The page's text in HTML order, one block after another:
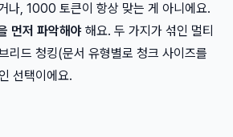
나, 1000 토큰이 항상 맞는 게 아니에요.
먼저 파악해야 해요. 두 가지가 섞인 멀티
리드 청킹(문서 유형별로 청크 사이즈를
선택이에요.